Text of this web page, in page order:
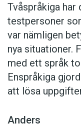
Tvåspråkiga har
testpersoner
var nämligen
nya situationer.
med ett språk
Enspråkiga
att lösa
Anders